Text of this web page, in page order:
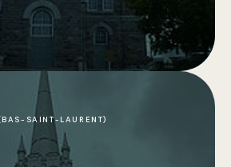
SAINT-LAURENT)